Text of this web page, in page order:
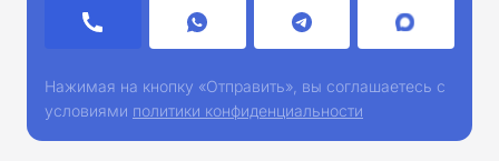
Нажимая на кнопку «Отправить», вы соглашаетесь с
условиями политики конфиденциальности